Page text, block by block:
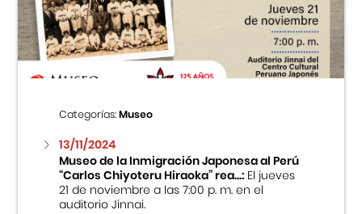
Centro Cultural Peruano Japonés
Cursos
Museo de la Inmigración Japonesa
Fondo Editorial
Teatro Peruano Japonés
Categorías:Museo
13/11/2024
Museo de la Inmigración Japonesa al Perú
“Carlos Chiyoteru Hiraoka” rea...:El jueves
21 de noviembre a las 7:00 p. m. en el
auditorio Jinnai.